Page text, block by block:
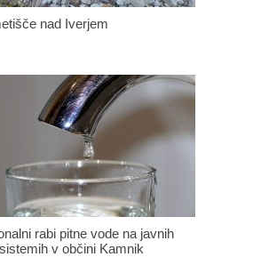
nad Iverjem
rabi pitne vode na javnih
v občini Kamnik